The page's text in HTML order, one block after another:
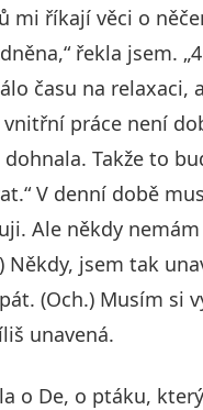
mi říkají věci o
řekla jsem.
času na relaxaci,
práce není
Takže to
V denní době
Ale někdy
Někdy, jsem tak
(Och.) Musím si
unavená.
o De, o ptáku,